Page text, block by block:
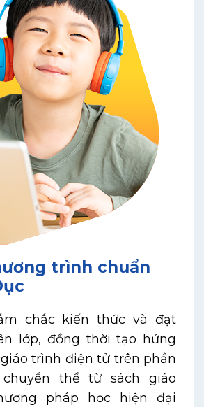
trình chuẩn
chắc kiến thức và đạt
lớp, đồng thời tạo hứng
trình điện tử trên phần
thể từ sách giáo
pháp học hiện đại